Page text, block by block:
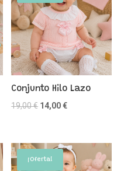
Conjunto Hilo Lazo
19,00€ El
era:
19,00 €.
14,00€El
es:
14,00 €.
¡Oferta!